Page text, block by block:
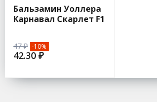
Бальзамин Уоллера
Карнавал Скарлет F1
47 ₽ -10%
42.30 ₽